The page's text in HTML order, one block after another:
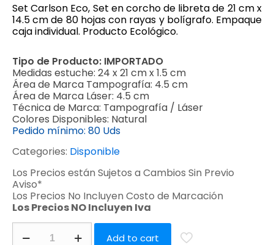
Set Carlson Eco, Set en corcho de libreta de 21 cm x
14.5 cm de 80 hojas con rayas y bolígrafo. Empaque
caja individual. Producto Ecológico.
Tipo de Producto: IMPORTADO
Medidas estuche: 24 x 21 cm x 1.5 cm
Área de Marca Tampografía: 4.5 cm
Área de Marca Láser: 4.5 cm
Técnica de Marca: Tampografía / Láser
Colores Disponibles: Natural
Pedido mínimo: 80 Uds
Categories: Disponible
Los Precios están Sujetos a Cambios Sin Previo
Aviso*
Los Precios No Incluyen Costo de Marcación
Los Precios NO Incluyen Iva
Add to cart